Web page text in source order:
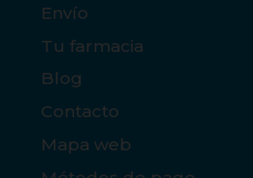
Envío
Tu farmacia
Blog
Contacto
Mapa web